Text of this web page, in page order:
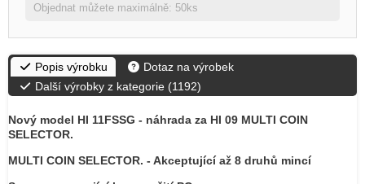
Objednat můžete maximálně: 50ks
Popis výrobku
Dotaz na výrobek
Další výrobky z kategorie (1192)
Nový model HI 11FSSG - náhrada za HI 09 MULTI COIN
SELECTOR.
MULTI COIN SELECTOR. - Akceptující až 8 druhů mincí